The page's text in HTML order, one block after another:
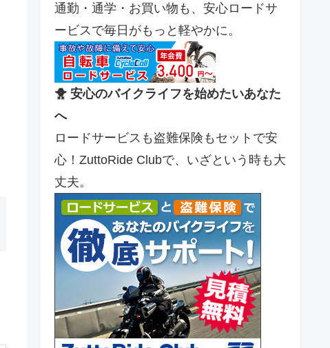
通勤・通学・お買い物も、安心ロードサ
ービスで毎日がもっと軽やかに。
🐥 安心のバイクライフを始めたいあなた
へ
ロードサービスも盗難保険もセットで安
心！ZuttoRide Clubで、いざという時も大
丈夫。